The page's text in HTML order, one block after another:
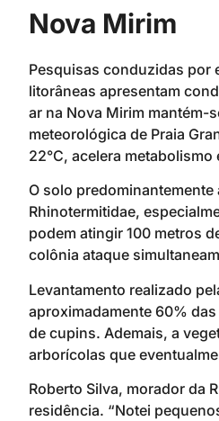
Nova Mirim
Pesquisas conduzidas por
litorâneas apresentam
ar na Nova Mirim mantém-
meteorológica de Praia
22°C, acelera
O solo
Rhinotermitidae,
podem atingir 100 metros
colônia ataque
Levantamento realizado
aproximadamente 60%
de cupins. Ademais, a
arborícolas que
Roberto Silva, morador da
residência. “Notei